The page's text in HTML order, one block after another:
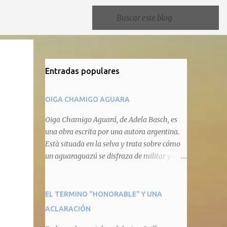
Entradas populares
OIGA CHAMIGO AGUARA
Oiga Chamigo Aguará, de Adela Basch, es
una obra escrita por una autora argentina.
Està situada en la selva y trata sobre cómo
un aguaraguazú se disfraza de militar y se
animal que pretenda circular por ahí. En
primera instancia aparece Teteu, el tero,
EL TERMINO "HONORABLE" Y UNA
ACLARACIÓN